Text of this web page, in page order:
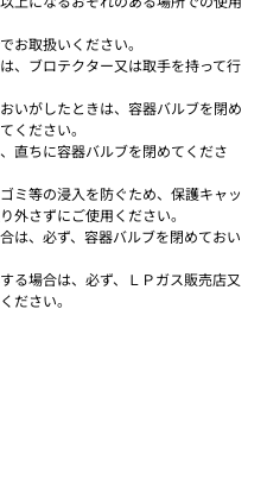
お取扱いください。
、ブロテクター又は取手を持って行
いがしたときは、容器バルブを閉め
ください。
直ちに容器バルブを閉めてくださ
ミ等の浸入を防ぐため、保護キャッ
外さずにご使用ください。
は、必ず、容器バルブを閉めておい
る場合は、必ず、ＬＰガス販売店又
ださい。